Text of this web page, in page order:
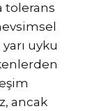
tolerans
uyku
ancak